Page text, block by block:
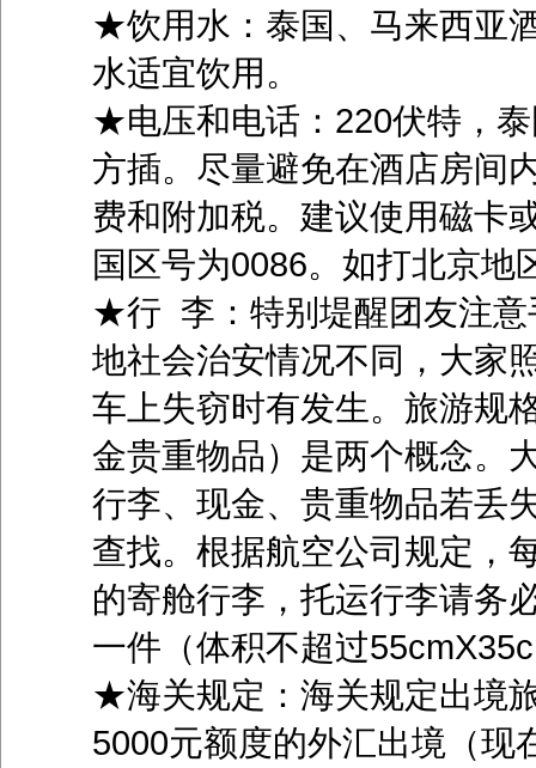
★饮用水：泰国、马来西亚
水适宜饮用。
★电压和电话：220伏特，
方插。尽量避免在酒店房间
费和附加税。建议使用磁卡
国区号为0086。如打北京地
★行 李：特别堤醒团友注意
地社会治安情况不同，大家
车上失窃时有发生。旅游规
金贵重物品）是两个概念。
行李、现金、贵重物品若丢
查找。根据航空公司规定，
的寄舱行李，托运行李请务
一件（体积不超过
★海关规定：海关规定出境
5000元额度的外汇出境（现